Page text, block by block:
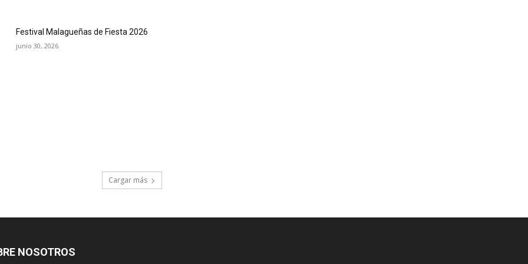
Festival Malagueñas de Fiesta 2026
junio 30, 2026
Cargar más
NOSOTROS